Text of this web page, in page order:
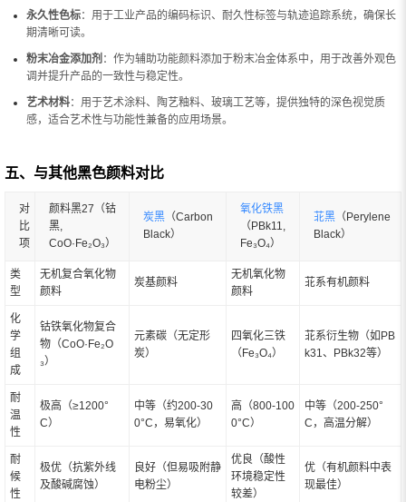
永久性色标：用于工业产品的编码标识、耐久性标签与轨迹追踪系统，确保长
期清晰可读。
粉末冶金添加剂 ：作为辅助功能颜料添加于粉末冶金体系中，用于改善外观色
调并提升产品的一致性与稳定性。
艺术材料：用于艺术涂料、陶艺釉料、玻璃工艺等，提供独特的深色视觉质
感，适合艺术性与功能性兼备的应用场景。
五、与其他黑色颜料对比
对
比
项
颜料黑27（钴
黑,
CoO·Fe₂O₃）
炭黑 （Carbon
Black）
氧化铁黑
（PBk11,
Fe₃O₄）
苝黑 （Perylene
Black）
类
型
无机复合氧化物
颜料
炭基颜料
无机氧化物
颜料
苝系有机颜料
化
学
组
成
钴铁氧化物复合
物（CoO·Fe₂O
₃）
元素碳（无定形
炭）
四氧化三铁
（Fe₃O₄）
苝系衍生物（如PB
k31、PBk32等）
耐
温
性
极高（≥1200°
C）
中等（约200-30
0°C，易氧化）
高（800-100
0°C）
中等（200-250°
C，高温分解）
耐
候
性
极优（抗紫外线
及酸碱腐蚀）
良好（但易吸附静
电粉尘）
优良（酸性
环境稳定性
较差）
优（有机颜料中表
现最佳）